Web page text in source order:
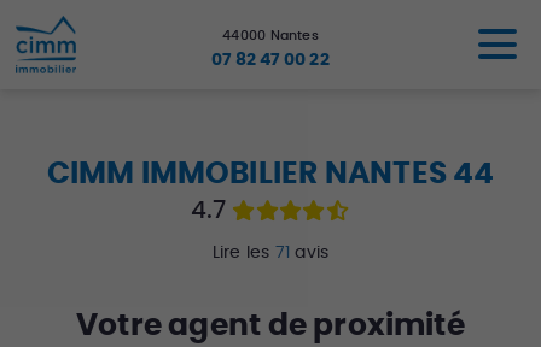
44000 Nantes
07 82 47 00 22
CIMM IMMOBILIER NANTES 44
4.7
Lire les 71 avis
Votreagent de proximité